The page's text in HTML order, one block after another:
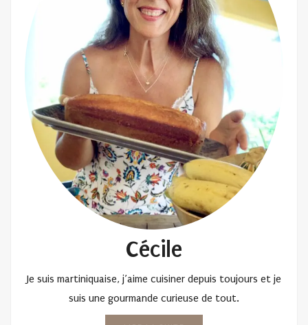
Cécile
Je suis martiniquaise, j’aime cuisiner depuis toujours et je
suis une gourmande curieuse de tout.